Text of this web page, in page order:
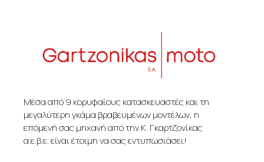
Μέσα από 9 κορυφαίους κατασκευαστές και τη
μεγαλύτερη γκάμα βραβευμένων μοντέλων, η
επόμενή σας μηχανή από την Κ. Γκαρτζονίκας
α.ε.β.ε. είναι έτοιμη να σας εντυπωσιάσει!